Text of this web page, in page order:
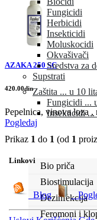
Fungicidi
Herbicidi
Insekticidi
Moluskocidi
Okvašivači
Sredstva za
Supstrati
Zaštita ... u 10
Fungicidi ...
Insekticidi ...
Linkovi
Blog
AZAKA 250 SC
420.00din
Pepelnica, vinova loza ,
Pogledaj
Prikaz 1 do 1 (od 1
Bio priča
Biostimulacija
Dezinfekcija
Feromoni i